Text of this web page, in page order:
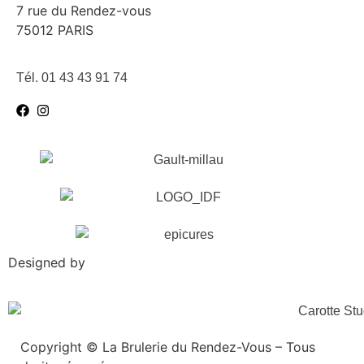
7 rue du Rendez-vous
75012 PARIS
Tél. 01 43 43 91 74
Designed by
Copyright © La Brulerie du Rendez-Vous – Tous